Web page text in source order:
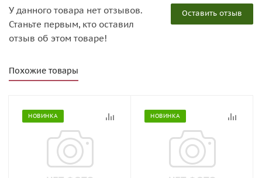
Оставить отзыв
У данного товара нет отзывов.
Станьте первым, кто оставил
отзыв об этом товаре!
Похожие товары
НОВИНКА НОВИНКА